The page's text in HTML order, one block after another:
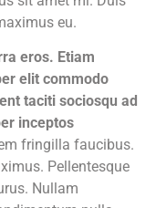
eu.
eros. Etiam
elit commodo
taciti sociosqu ad
inceptos
fringilla faucibus.
Pellentesque
Nullam